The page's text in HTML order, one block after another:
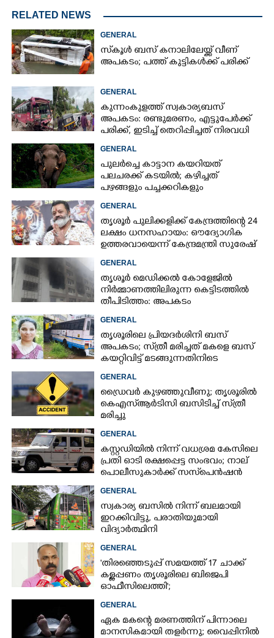
RELATED NEWS
GENERAL
സ്‌കൂൾ ബസ് കനാലിലേയ്ക്ക് വീണ്
അപകടം; പത്ത് കുട്ടികൾക്ക് പരിക്ക്
GENERAL
കുന്നംകുളത്ത് സ്വകാര്യബസ്
അപകടം: രണ്ടുമരണം, എട്ടുപേർക്ക്
പരിക്ക്, ഇടിച്ച് തെറിപ്പിച്ചത് നിരവധി
GENERAL
പുലർച്ചെ കാട്ടാന കയറിയത്
പലചരക്ക് കടയിൽ; കഴിച്ചത്
പഴങ്ങളും പച്ചക്കറികളും
GENERAL
തൃശൂർ പുലിക്കളിക്ക് കേന്ദ്രത്തിന്റെ 24
ലക്ഷം ധനസഹായം: ഔദ്യോഗിക
ഉത്തരവായെന്ന് കേന്ദ്രമന്ത്രി സുരേഷ്
GENERAL
തൃശൂർ മെഡിക്കൽ കോളേജിൽ
നിർമ്മാണത്തിലിരുന്ന കെട്ടിടത്തിൽ
തീപിടിത്തം: അപകടം
GENERAL
തൃശൂരിലെ പ്രിയദർശിനി ബസ്
അപകടം; സ്‌ത്രീ മരിച്ചത് മകളെ ബസ്
കയറ്റിവിട്ട് മടങ്ങുന്നതിനിടെ
GENERAL
ഡ്രൈവർ കുഴഞ്ഞുവീണു; തൃശൂരിൽ
കെഎസ്‌ആർടിസി ബസിടിച്ച് സ്‌ത്രീ
മരിച്ചു
GENERAL
കസ്റ്റഡിയിൽ നിന്ന് വധശ്രമ കേസിലെ
പ്രതി ഓടി രക്ഷപ്പെട്ട സംഭവം; നാല്
പൊലീസുകാർക്ക് സസ്‌പെൻഷൻ
GENERAL
സ്വകാര്യ ബസിൽ നിന്ന് ബലമായി
ഇറക്കിവിട്ടു, പരാതിയുമായി
വിദ്യാർത്ഥിനി
GENERAL
'തിരഞ്ഞെടുപ്പ് സമയത്ത് 17 ചാക്ക്
കള്ളപ്പണം തൃശൂരിലെ ബിജെപി
ഓഫീസിലെത്തി';
സെക്രട്ടറി
GENERAL
ഏക മകന്റെ മരണത്തിന് പിന്നാലെ
മാനസികമായി തളർന്നു; വൈപ്പിനിൽ